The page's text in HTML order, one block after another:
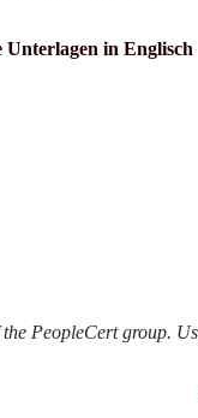
Unterlagen in Englisch
PeopleCert group.